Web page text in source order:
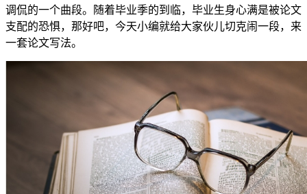
调侃的一个曲段。随着毕业季的到临，毕业生身心满是被论文
支配的恐惧，那好吧，今天小编就给大家伙儿切克闹一段，来
一套论文写法。